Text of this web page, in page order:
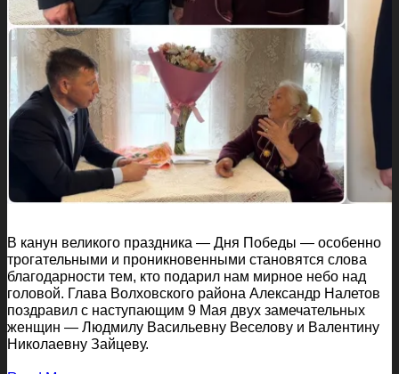
В канун великого праздника — Дня Победы — особенно
трогательными и проникновенными становятся слова
благодарности тем, кто подарил нам мирное небо над
головой. Глава Волховского района Александр Налетов
поздравил с наступающим 9 Мая двух замечательных
женщин — Людмилу Васильевну Веселову и Валентину
Николаевну Зайцеву.